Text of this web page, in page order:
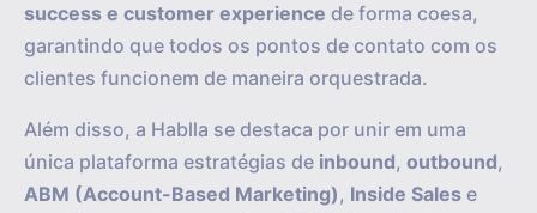
success e customer experience de forma coesa,
garantindo que todos os pontos de contato com os
clientes funcionem de maneira orquestrada.
Além disso, a Hablla se destaca por unir em uma
única plataforma estratégias de inbound, outbound,
ABM (Account-Based Marketing), Inside Sales e